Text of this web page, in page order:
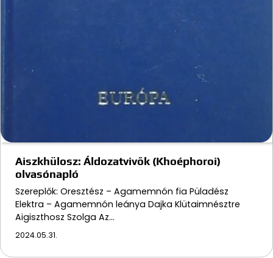
Aiszkhülosz: Áldozatvivők (Khoéphoroi)
olvasónapló
Szereplők: Oresztész – Agamemnón fia Püladész
Elektra – Agamemnón leánya Dajka Klütaimnésztre
Aigiszthosz Szolga Az…
2024.05.31.